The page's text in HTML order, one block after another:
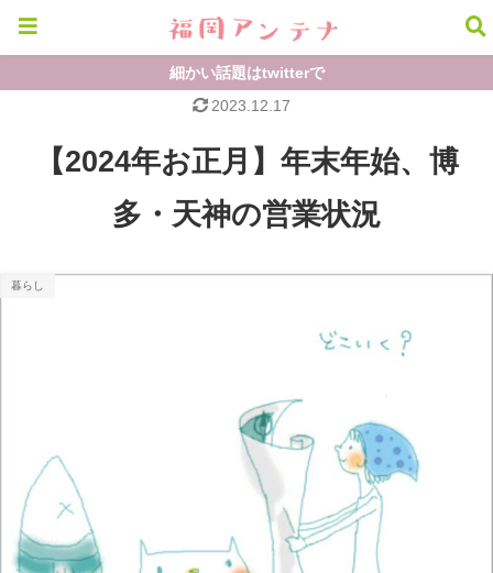
細かい話題はtwitterで
【2024年お正月】年末年始、博
多・天神の営業状況
暮らし
2023.12.17